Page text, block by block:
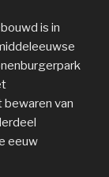
is in
bewaren van
eeuw